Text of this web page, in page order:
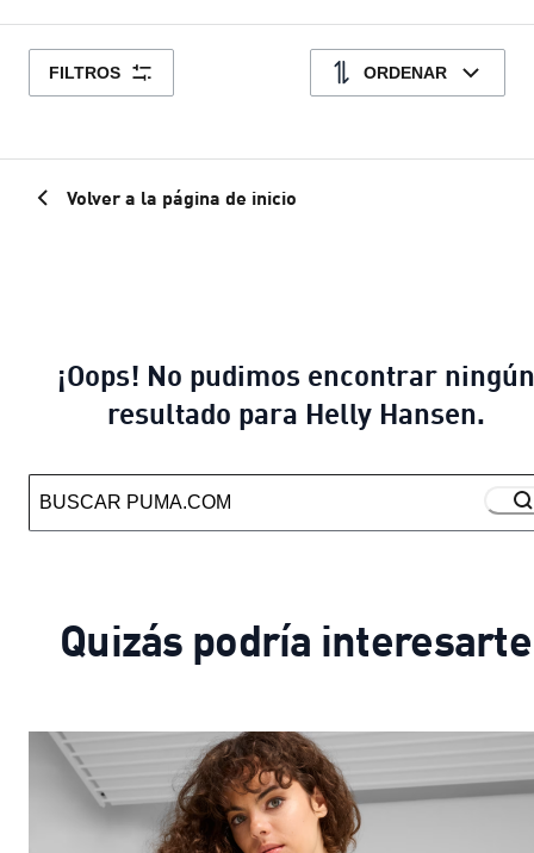
deportivo. Su diseño cuenta con detalles de alto rendimiento
tecnología de vanguardia. Una paleta de tonos intensos,
llamativos y combinaciones de colores inspiradas en los 90
FILTROS ORDENAR
Volver a la página de inicio
¡Oops! No pudimos encontrar ningún
resultado para Helly Hansen.
Quizás podría interesarte